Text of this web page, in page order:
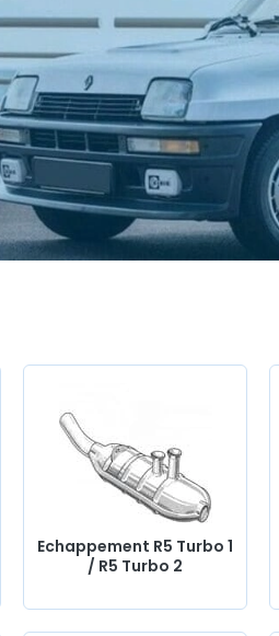
Echappement R5 Turbo 1
/ R5 Turbo 2